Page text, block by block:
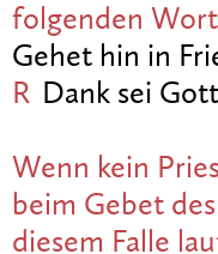
folgenden
Gehet hin in
R Dank sei
Wenn kein
beim Gebet
diesem Falle